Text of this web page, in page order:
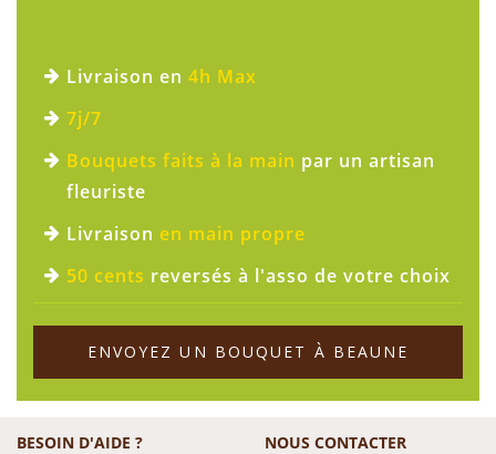
Livraison en 4h Max
7j/7
Bouquets faits à la main par un artisan
fleuriste
Livraison en main propre
50 cents reversés à l'asso de votre choix
ENVOYEZ UN BOUQUET À BEAUNE
BESOIN D'AIDE ? NOUS CONTACTER